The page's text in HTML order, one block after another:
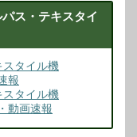
ス・テキスタイ
タイル機
報
タイル機
動画速報